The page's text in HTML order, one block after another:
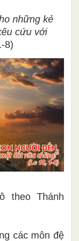
những kẻ
cứu với
8)
theo Thánh
các môn đệ